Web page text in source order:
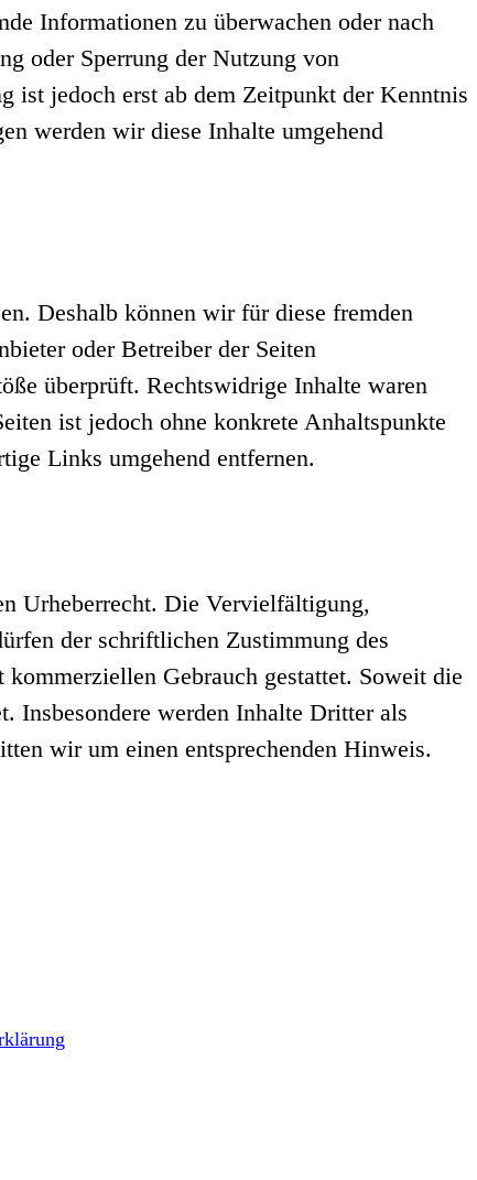
Informationen zu überwachen oder nach
oder Sperrung der Nutzung von
ist jedoch erst ab dem Zeitpunkt der Kenntnis
werden wir diese Inhalte umgehend
Deshalb können wir für diese fremden
oder Betreiber der Seiten
überprüft. Rechtswidrige Inhalte waren
ist jedoch ohne konkrete Anhaltspunkte
Links umgehend entfernen.
Urheberrecht. Die Vervielfältigung,
der schriftlichen Zustimmung des
Gebrauch gestattet. Soweit die
Insbesondere werden Inhalte Dritter als
wir um einen entsprechenden Hinweis.